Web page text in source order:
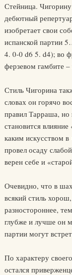
Стейница.
дебютный
изобретает свои
испанской партии
4. 0-0 d6 5. d4); во
ферзевом гамбите
Стиль Чигорина
словах он горячо
правил Тарраша, но
становится
каким искусством
провел осаду
верен себе и
Очевидно, что в
всякий стиль
разностороннее,
глубже и лучше он
партии могут
По характеру
остался